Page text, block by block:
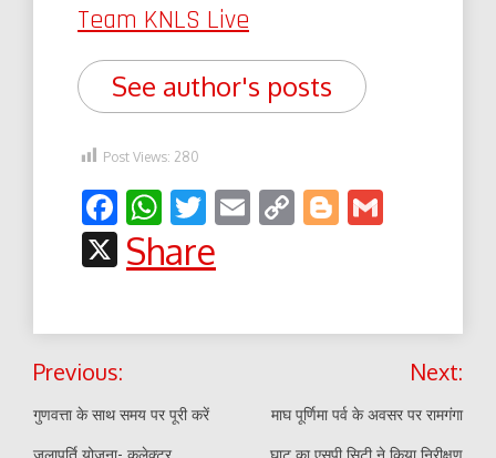
Team KNLS Live
See author's posts
Post Views: 280
Facebook
WhatsApp
Twitter
EmailCopyBlogger
X
Share
Post
navigation
Previous:
गुणवत्ता के साथ समय पर पूरी करें
जलापूर्ति योजना- कलेक्टर
Next:
माघ पूर्णिमा पर्व के अवसर पर रामगंगा
घाट का एसपी सिटी ने किया निरीक्षण